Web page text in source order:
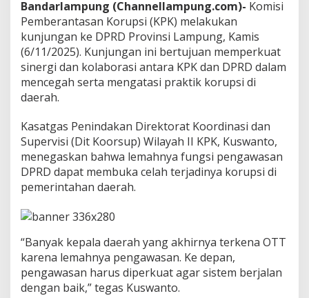
a
h
y
a
P
e
n
w
a
s
a
n
C
e
a
h
Bandarlampung (Channellampung.com)- Komisi
Pemberantasan Korupsi (KPK) melakukan
kunjungan ke DPRD Provinsi Lampung, Kamis
(6/11/2025). Kunjungan ini bertujuan memperkuat
sinergi dan kolaborasi antara KPK dan DPRD dalam
mencegah serta mengatasi praktik korupsi di
daerah.
Kasatgas Penindakan Direktorat Koordinasi dan
Supervisi (Dit Koorsup) Wilayah II KPK, Kuswanto,
menegaskan bahwa lemahnya fungsi pengawasan
DPRD dapat membuka celah terjadinya korupsi di
pemerintahan daerah.
“Banyak kepala daerah yang akhirnya terkena OTT
karena lemahnya pengawasan. Ke depan,
pengawasan harus diperkuat agar sistem berjalan
dengan baik,” tegas Kuswanto.